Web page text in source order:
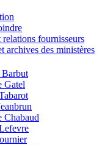
relations fournisseurs
archives des ministères
Gatel
Chabaud